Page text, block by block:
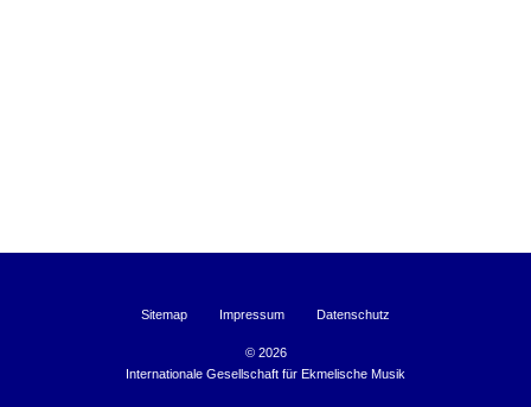
Sitemap Impressum Datenschutz
© 2026
Internationale Gesellschaft für Ekmelische Musik